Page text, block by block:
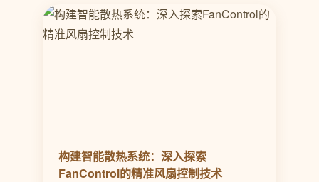
构建智能散热系统：深入探索
FanControl的精准风扇控制技术